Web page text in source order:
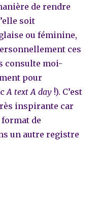
de rendre
soit
ou féminine,
ces
consulte moi-
pour
A text A day !). C’est
inspirante car
de
un autre registre